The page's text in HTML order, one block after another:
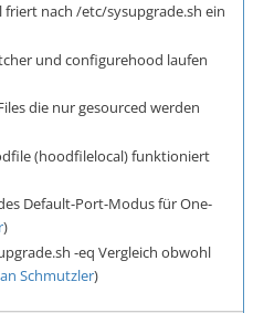
friert nach /etc/sysupgrade.sh ein
und configurehood laufen
die nur gesourced werden
(hoodfilelocal) funktioniert
Default-Port-Modus für One-
)
-eq Vergleich obwohl
Schmutzler)